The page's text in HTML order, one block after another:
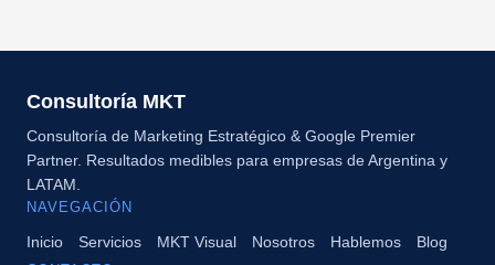
Consultoría MKT
Consultoría de Marketing Estratégico & Google Premier
Partner. Resultados medibles para empresas de Argentina y
LATAM.
NAVEGACIÓN
Inicio Servicios MKT Visual Nosotros Hablemos Blog